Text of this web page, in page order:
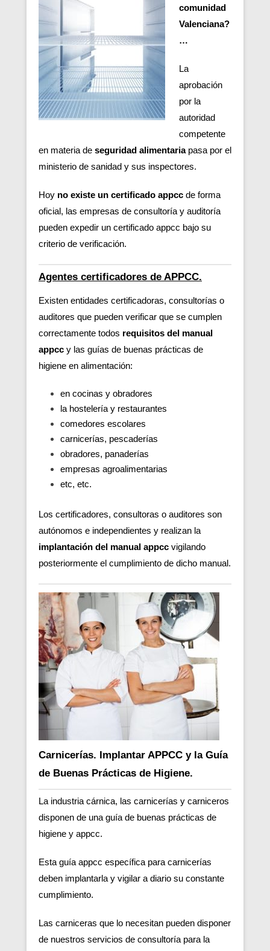
comunidad
Valenciana?
…
La
aprobación
por la
autoridad
competente
en materia de seguridad alimentaria pasa por el
ministerio de sanidad y sus inspectores.
Hoy no existe un certificado appcc de forma
oficial, las empresas de consultoría y auditoría
pueden expedir un certificado appcc bajo su
criterio de verificación.
Agentes certificadores de APPCC.
Existen entidades certificadoras, consultorías o
auditores que pueden verificar que se cumplen
correctamente todos requisitos del manual
appcc y las guías de buenas prácticas de
higiene en alimentación:
en cocinas y obradores
la hostelería y restaurantes
comedores escolares
carnicerías, pescaderías
obradores, panaderías
empresas agroalimentarias
etc, etc.
Los certificadores, consultoras o auditores son
autónomos e independientes y realizan la
implantación del manual appcc vigilando
posteriormente el cumplimiento de dicho manual.
Carnicerías. Implantar APPCC y la Guía
de Buenas Prácticas de Higiene.
La industria cárnica, las carnicerías y carniceros
disponen de una guía de buenas prácticas de
higiene y appcc.
Esta guía appcc específica para carnicerías
deben implantarla y vigilar a diario su constante
cumplimiento.
Las carniceras que lo necesitan pueden disponer
de nuestros servicios de consultoría para la